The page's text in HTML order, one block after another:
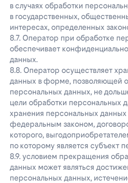
в случаях обработки
в государственных,
интересах, определенных
8.7. Оператор при обработке
обеспечивает
данных.
8.8. Оператор осуществляет
данных в форме, позволяющей
персональных данных, не
цели обработки персональных
хранения персональных данных
федеральным законом,
которого,
по которому является субъект
8.9. условием прекращения
данных может являться
персональных данных,